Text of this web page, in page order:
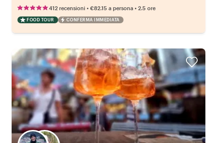
412 recensioni • €82.15 a persona • 2.5 ore
FOOD TOUR CONFERMA IMMEDIATA